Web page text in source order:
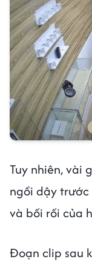
Tuy nhiên, vài
ngồi dậy trước
và bối rối của
Đoạn clip sau